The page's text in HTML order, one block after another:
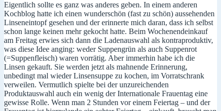
und
braune
Suppe?
Eigentlich sollte es ganz was anderes geben. In einem anderen
Kochblog hatte ich einen wunderschön (fast zu schön) aussehenden
Linseneintopf gesehen und der erinnerte mich daran, dass ich selbst
schon lange keinen mehr gekocht hatte. Beim Wochenendeinkauf
am Freitag erwies sich dann die Ladenauswahl als kontraproduktiv,
was diese Idee anging: weder Suppengrün als auch Suppenrot
(=Suppenfleisch) waren vorrätig. Aber immerhin habe ich die
Linsen gekauft. Sie werden jetzt als mahnende Erinnerung,
unbedingt mal wieder Linsensuppe zu kochen, im Vorratschrank
verweilen. Vermutlich spielte bei der unzureichenden
Produktauswahl auch ein wenig der Internationale Frauentag eine
gewisse Rolle. Wenn man 2 Stunden vor einem Feiertag – und der